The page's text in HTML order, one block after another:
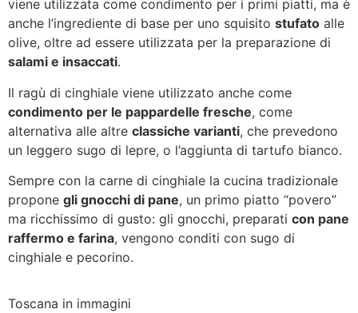
viene utilizzata come condimento per i primi piatti, ma è
anche l’ingrediente di base per uno squisito stufato alle
olive, oltre ad essere utilizzata per la preparazione di
salami e insaccati.
Il ragù di cinghiale viene utilizzato anche come
condimento per le pappardelle fresche, come
alternativa alle altre classiche varianti, che prevedono
un leggero sugo di lepre, o l’aggiunta di tartufo bianco.
Sempre con la carne di cinghiale la cucina tradizionale
propone gli gnocchi di pane, un primo piatto “povero”
ma ricchissimo di gusto: gli gnocchi, preparati con pane
raffermo e farina, vengono conditi con sugo di
cinghiale e pecorino.
Toscana in immagini